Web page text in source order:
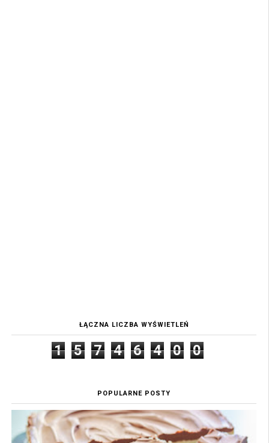
ŁĄCZNA LICZBA WYŚWIETLEŃ
1 5 7 4 6 4 0 0
POPULARNE POSTY